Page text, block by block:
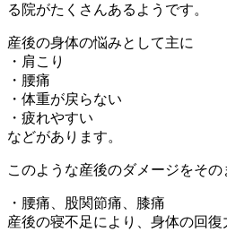
る院がたくさんあるようです。
産後の身体の悩みとして主に
・肩こり
・腰痛
・体重が戻らない
・疲れやすい
などがあります。
このような産後のダメージをその
・腰痛、股関節痛、膝痛
産後の寝不足により、身体の回復